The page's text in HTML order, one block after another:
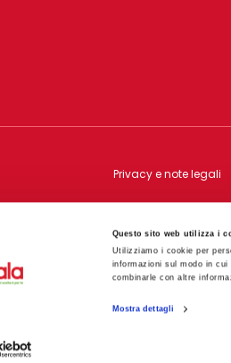
Questo sito web utilizza i
Utilizziamo i cookie per
informazioni sul modo in
combinarle con altre
Mostra dettagli
Privacy e note legali
L'ABBONDANZASrl Via